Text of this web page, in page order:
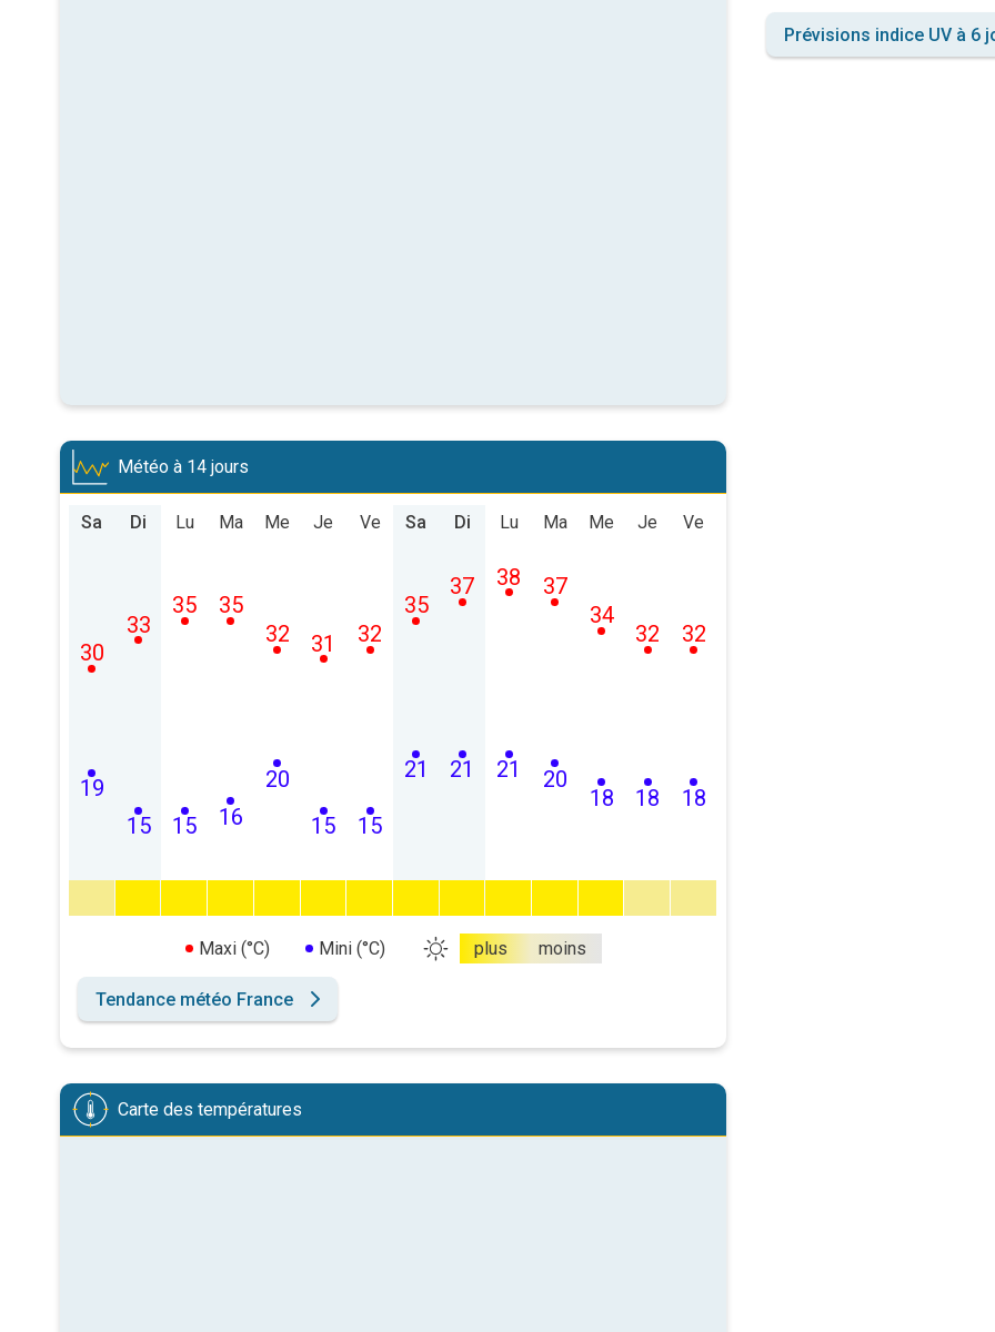
Météo à 14 jours
Sa
19
30
Di
15
33
Lu
15
35
Ma
16
35
Me
20
32
Je
15
31
Ve
15
32
Sa
21
35
Di
21
37
Lu
21
38
Ma
20
37
Me
18
34
Je
18
32
Ve
18
32
Maxi (°C) Mini (°C) plus moins
Tendance météo France
Carte des températures
Prévisions indice UV à 6